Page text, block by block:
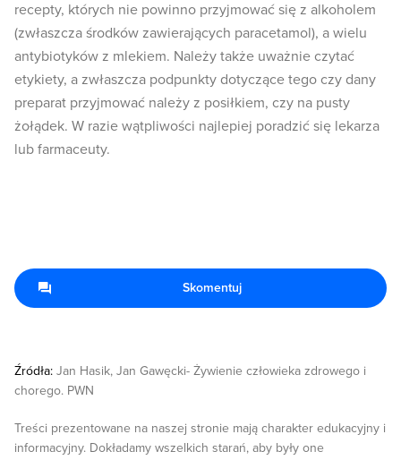
recepty, których nie powinno przyjmować się z alkoholem
(zwłaszcza środków zawierających paracetamol), a wielu
antybiotyków z mlekiem. Należy także uważnie czytać
etykiety, a zwłaszcza podpunkty dotyczące tego czy dany
preparat przyjmować należy z posiłkiem, czy na pusty
żołądek. W razie wątpliwości najlepiej poradzić się lekarza
lub farmaceuty.
Źródła: Jan Hasik, Jan Gawęcki- Żywienie człowieka zdrowego i
chorego. PWN
Treści prezentowane na naszej stronie mają charakter edukacyjny i
informacyjny. Dokładamy wszelkich starań, aby były one
Skomentuj